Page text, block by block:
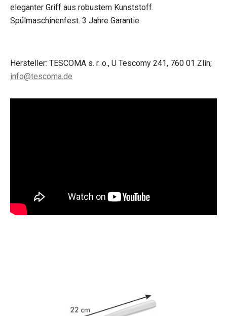
eleganter Griff aus robustem Kunststoff.
Spülmaschinenfest. 3 Jahre Garantie.
Hersteller: TESCOMA s. r. o., U Tescomy 241, 760 01 Zlín;
info@tescoma.de